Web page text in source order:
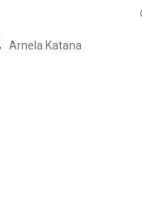
Arnela Katana